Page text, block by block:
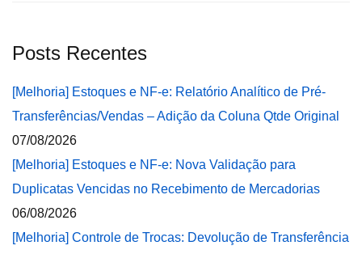
Posts Recentes
[Melhoria] Estoques e NF-e: Relatório Analítico de Pré-
Transferências/Vendas – Adição da Coluna Qtde Original
07/08/2026
[Melhoria] Estoques e NF-e: Nova Validação para
Duplicatas Vencidas no Recebimento de Mercadorias
06/08/2026
[Melhoria] Controle de Trocas: Devolução de Transferência